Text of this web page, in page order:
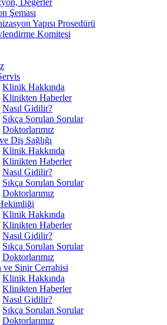
Şeması
Yapısı Prosedürü
Komitesi
Klinik Hakkında
Klinikten Haberler
Nasıl Gidilir?
Sıkça Sorulan Sorular
Doktorlarımız
Diş Sağlığı
Klinik Hakkında
Klinikten Haberler
Nasıl Gidilir?
Sıkça Sorulan Sorular
Doktorlarımız
Klinik Hakkında
Klinikten Haberler
Nasıl Gidilir?
Sıkça Sorulan Sorular
Doktorlarımız
ve Sinir Cerrahisi
Klinik Hakkında
Klinikten Haberler
Nasıl Gidilir?
Sıkça Sorulan Sorular
Doktorlarımız